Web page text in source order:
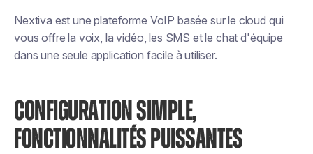
Nextiva est une plateforme VoIP basée sur le cloud qui
vous offre la voix, la vidéo, les SMS et le chat d'équipe
dans une seule application facile à utiliser.
CONFIGURATION SIMPLE,
FONCTIONNALITÉS PUISSANTES